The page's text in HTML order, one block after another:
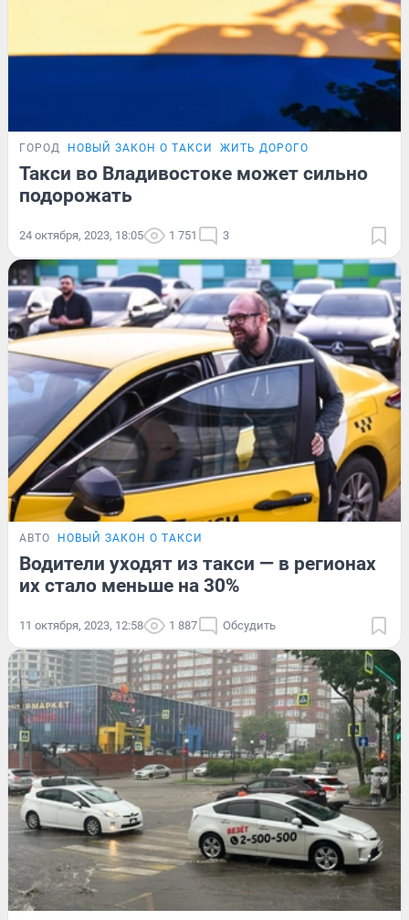
ГОРОД НОВЫЙ ЗАКОН О ТАКСИ ЖИТЬ ДОРОГО
Такси во Владивостоке может сильно
подорожать
24 октября, 2023, 18:05 1 751 3
АВТО НОВЫЙ ЗАКОН О ТАКСИ
Водители уходят из такси — в регионах
их стало меньше на 30%
11 октября, 2023, 12:58 1 887 Обсудить